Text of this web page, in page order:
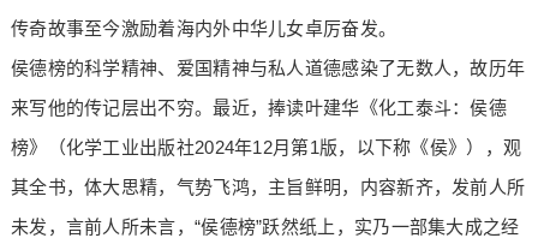
传奇故事至今激励着海内外中华儿女卓厉奋发。
侯德榜的科学精神、爱国精神与私人道德感染了无数人，故历年
来写他的传记层出不穷。最近，捧读叶建华《化工泰斗：侯德
榜》（化学工业出版社2024年12月第1版，以下称《侯》），观
其全书，体大思精，气势飞鸿，主旨鲜明，内容新齐，发前人所
未发，言前人所未言，“侯德榜”跃然纸上，实乃一部集大成之经